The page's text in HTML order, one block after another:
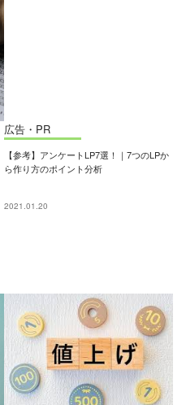
広告・PR
【参考】アンケートLP7選！｜7つのLPか
ら作り方のポイント分析
2021.01.20